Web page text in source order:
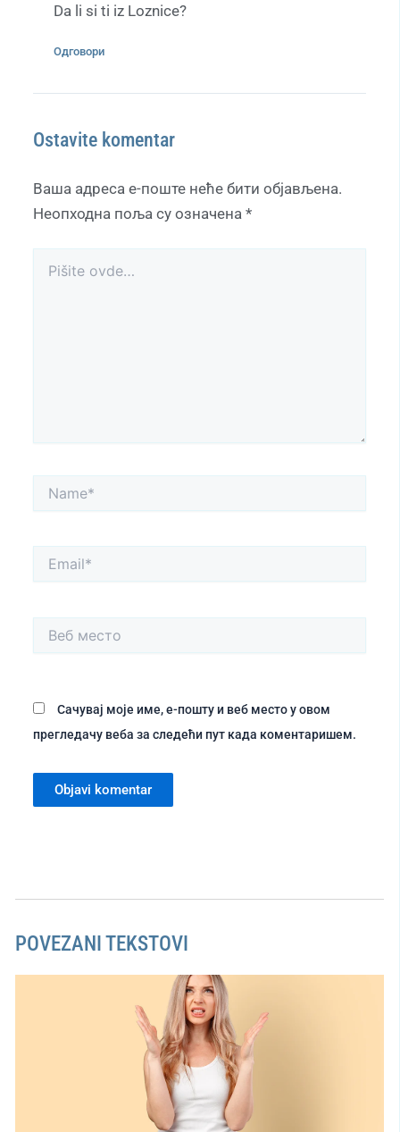
Da li si ti iz Loznice?
Одговори
Ostavite komentar
Ваша адреса е-поште неће бити објављена.
Неопходна поља су означена *
Name*
Email*
Веб
место
Сачувај моје име, е-пошту и веб место у овом
прегледачу веба за следећи пут када коментаришем.
POVEZANI TEKSTOVI